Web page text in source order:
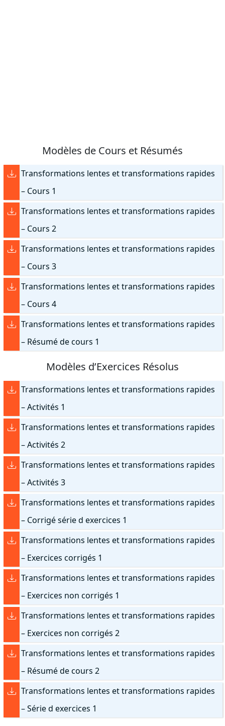
Modèles de Cours et Résumés
Transformations lentes et transformations rapides
– Cours 1
Transformations lentes et transformations rapides
– Cours 2
Transformations lentes et transformations rapides
– Cours 3
Transformations lentes et transformations rapides
– Cours 4
Transformations lentes et transformations rapides
– Résumé de cours 1
Modèles d’Exercices Résolus
Transformations lentes et transformations rapides
– Activités 1
Transformations lentes et transformations rapides
– Activités 2
Transformations lentes et transformations rapides
– Activités 3
Transformations lentes et transformations rapides
– Corrigé série d exercices 1
Transformations lentes et transformations rapides
– Exercices corrigés 1
Transformations lentes et transformations rapides
– Exercices non corrigés 1
Transformations lentes et transformations rapides
– Exercices non corrigés 2
Transformations lentes et transformations rapides
– Résumé de cours 2
Transformations lentes et transformations rapides
– Série d exercices 1